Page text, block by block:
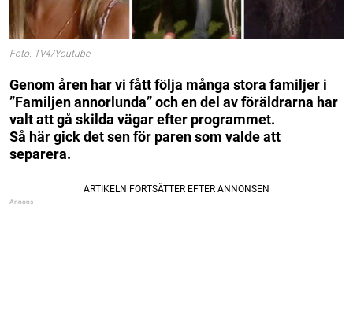
Foto. TV4/Youtube
Genom åren har vi fått följa många stora familjer i
”Familjen annorlunda” och en del av föräldrarna har
valt att gå skilda vägar efter programmet.
Så här gick det sen för paren som valde att
separera.